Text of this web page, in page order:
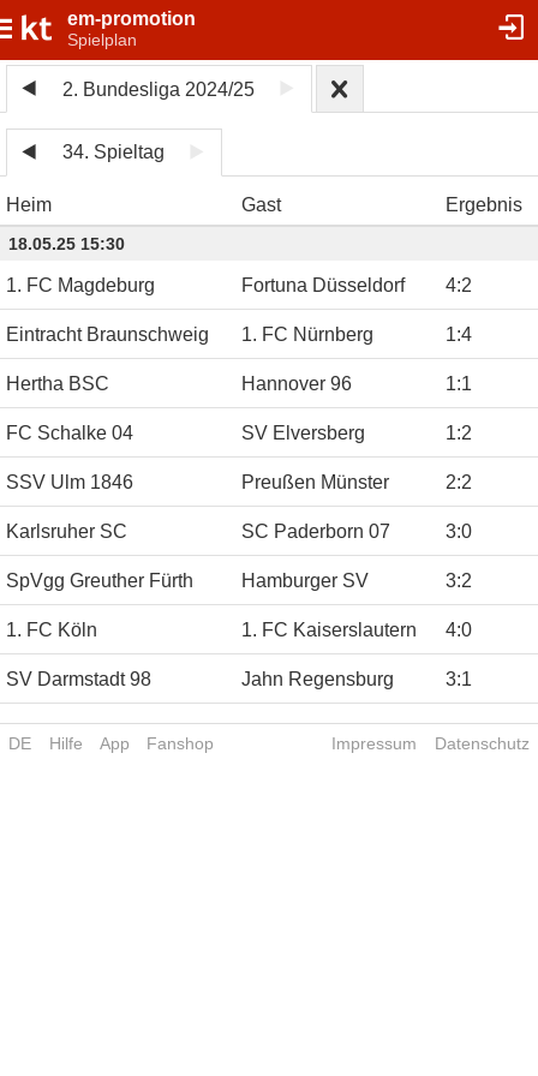
em-promotion
Spielplan
2. Bundesliga 2024/25
34. Spieltag
Heim Gast Ergebnis
18.05.25 15:30
1. FC Magdeburg Fortuna Düsseldorf 4:2
Eintracht Braunschweig 1. FC Nürnberg 1:4
Hertha BSC Hannover 96 1:1
FC Schalke 04 SV Elversberg 1:2
SSV Ulm 1846 Preußen Münster 2:2
Karlsruher SC SC Paderborn 07 3:0
SpVgg Greuther Fürth Hamburger SV 3:2
1. FC Köln 1. FC Kaiserslautern 4:0
SV Darmstadt 98 Jahn Regensburg 3:1
DE Hilfe App Fanshop Impressum Datenschutz